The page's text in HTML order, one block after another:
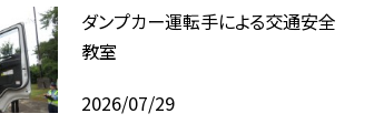
ダンプカー運転手による交通安全
教室
2026/07/29